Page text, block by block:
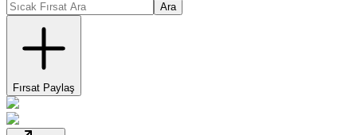
Ara
Fırsat Paylaş